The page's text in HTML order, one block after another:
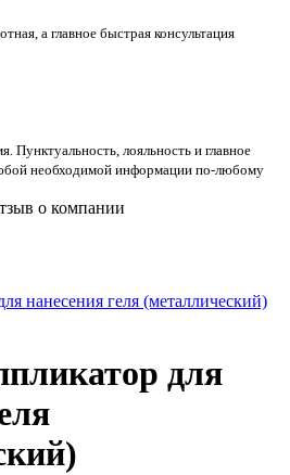
а главное быстрая консультация
Пунктуальность, лояльность и главное
необходимой информации по-любому
о компании
для